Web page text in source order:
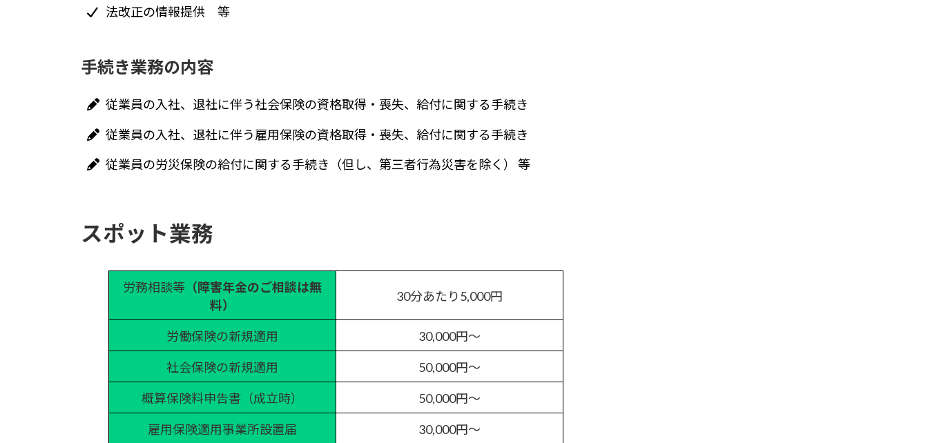
法改正の情報提供 等
手続き業務の内容
従業員の入社、退社に伴う社会保険の資格取得・喪失、給付に関する手続き
従業員の入社、退社に伴う雇用保険の資格取得・喪失、給付に関する手続き
従業員の労災保険の給付に関する手続き（但し、第三者行為災害を除く） 等
スポット業務
労務相談等 （障害年金のご相談は無
料）
30分あたり5,000円
労働保険の新規適用 30,000円～
社会保険の新規適用 50,000円～
概算保険料申告書（成立時） 50,000円～
雇用保険適用事業所設置届 30,000円～